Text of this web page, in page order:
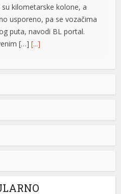
kilometarske kolone, a
usporeno, pa se vozačima
puta, navodi BL portal.
[…][...]
vrelog dana stižu pljuskovi i
i Bosne i Hercegovine
časovima u pojedinim
vrijeme, dok se sa